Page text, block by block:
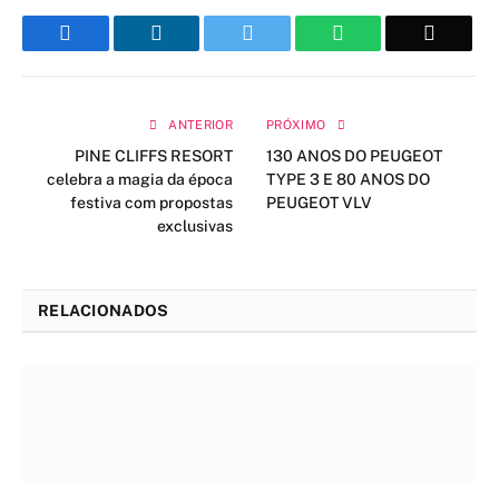
WhatsApp
ANTERIOR
PINE CLIFFS RESORT
celebra a magia da época
festiva com propostas
exclusivas
PRÓXIMO
130 ANOS DO PEUGEOT
TYPE 3 E 80 ANOS DO
PEUGEOT VLV
RELACIONADOS